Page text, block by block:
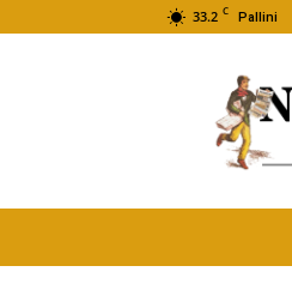
33.2 C Pallini